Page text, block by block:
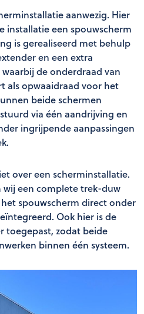
aanwezig. Hier
installatie een spouwscherm
is gerealiseerd met behulp
en een extra
de onderdraad van
als opwaaidraad voor het
beide schermen
via één aandrijving en
ingrijpende aanpassingen
over een scherminstallatie.
wij een complete trek-duw
spouwscherm direct onder
Ook hier is de
toegepast, zodat beide
binnen één systeem.